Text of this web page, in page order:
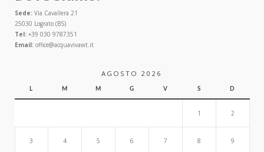
Sede:Via Cavallera 21
25030 Lograto (BS)
Tel:+39 030 9787351
Email:office@acquavivawt.it
AGOSTO 2026
L M M G V S D
1 2
3 4 5 6 7 8 9